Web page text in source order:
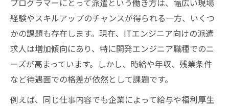
プログラマーにとって派遣という働き方は、幅広い現場
経験やスキルアップのチャンスが得られる一方、いくつ
かの課題も存在します。現在、ITエンジニア向けの派遣
求人は増加傾向にあり、特に開発エンジニア職種でのニ
ーズが高まっています。しかし、時給や年収、残業条件
など待遇面での格差が依然として課題です。
例えば、同じ仕事内容でも企業によって給与や福利厚生